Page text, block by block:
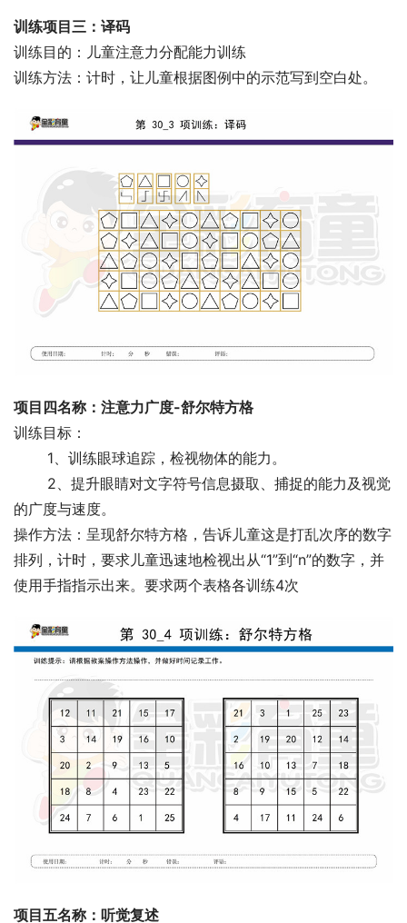
训练项目三：译码
训练目的：儿童注意力分配能力训练
训练方法：计时，让儿童根据图例中的示范写到空白处。
项目四名称：注意力广度-舒尔特方格
训练目标：
1、训练眼球追踪，检视物体的能力。
的广度与速度。
操作方法：呈现舒尔特方格，告诉儿童这是打乱次序的数字
排列，计时，要求儿童迅速地检视出从“1”到“n”的数字，并
使用手指指示出来。要求两个表格各训练4次
项目五名称：听觉复述